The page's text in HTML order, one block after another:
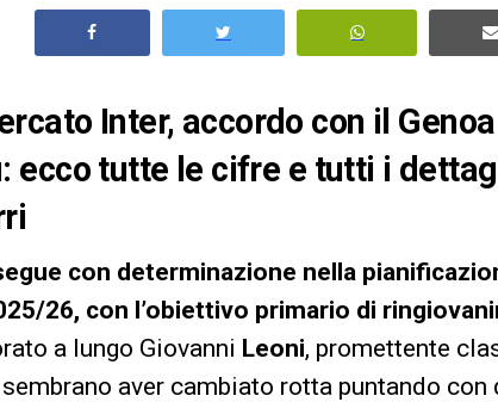
Inter, accordo con il
ecco tutte le cifre e tutti i
con determinazione nella
26, con l’obiettivo primario di
a lungo Giovanni Leoni, promettente
aver cambiato rotta puntando con